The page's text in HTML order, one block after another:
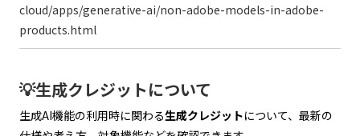
cloud/apps/generative-ai/non-adobe-models-in-adobe-
products.html
💡生成クレジットについて
生成AI機能の利用時に関わる生成クレジットについて、最新の